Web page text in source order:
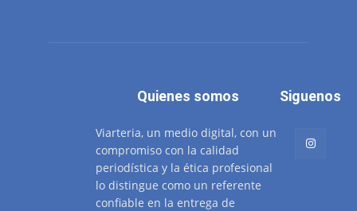
Quienes somos
Viarteria, un medio digital, con un
compromiso con la calidad
periodística y la ética profesional
lo distingue como un referente
confiable en la entrega de
Siguenos